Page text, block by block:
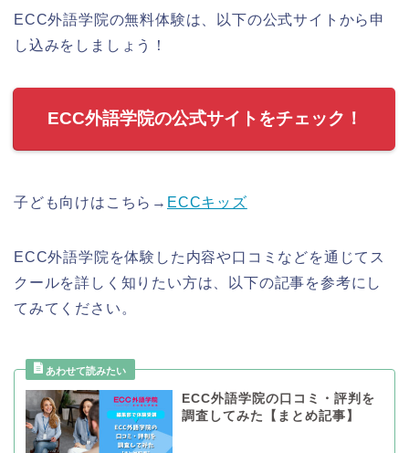
ECC外語学院の無料体験は、以下の公式サイトから申
し込みをしましょう！
ECC外語学院の公式サイトをチェック！
子ども向けはこちら→ ECCキッズ
ECC外語学院を体験した内容や口コミなどを通じてス
クールを詳しく知りたい方は、以下の記事を参考にし
てみてください。
ECC外語学院の口コミ・評判を
調査してみた【まとめ記事】